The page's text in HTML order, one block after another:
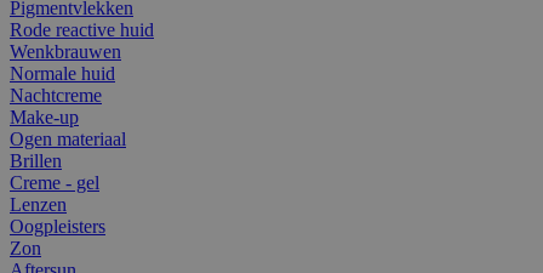
Pigmentvlekken
Rode reactive huid
Wenkbrauwen
Normale huid
Nachtcreme
Make-up
Ogen materiaal
Brillen
Creme - gel
Lenzen
Oogpleisters
Zon